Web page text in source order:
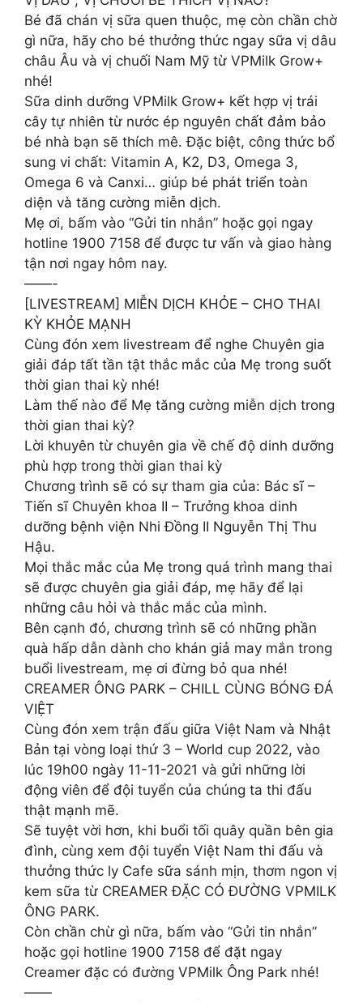
Bé đã chán vị sữa quen thuộc, mẹ còn chần chờ
gì nữa, hãy cho bé thưởng thức ngay sữa vị dâu
châu Âu và vị chuối Nam Mỹ từ VPMilk Grow+
nhé!
Sữa dinh dưỡng VPMilk Grow+ kết hợp vị trái
cây tự nhiên từ nước ép nguyên chất đảm bảo
bé nhà bạn sẽ thích mê. Đặc biệt, công thức bổ
sung vi chất: Vitamin A, K2, D3, Omega 3,
Omega 6 và Canxi… giúp bé phát triển toàn
diện và tăng cường miễn dịch.
Mẹ ơi, bấm vào “Gửi tin nhắn” hoặc gọi ngay
hotline 1900 7158 để được tư vấn và giao hàng
tận nơi ngay hôm nay.
——-
[LIVESTREAM] MIỄN DỊCH KHỎE – CHO THAI
KỲ KHỎE MẠNH
Cùng đón xem livestream để nghe Chuyên gia
giải đáp tất tần tật thắc mắc của Mẹ trong suốt
thời gian thai kỳ nhé!
Làm thế nào để Mẹ tăng cường miễn dịch trong
thời gian thai kỳ?
Lời khuyên từ chuyên gia về chế độ dinh dưỡng
phù hợp trong thời gian thai kỳ
Chương trình sẽ có sự tham gia của: Bác sĩ –
Tiến sĩ Chuyên khoa II – Trưởng khoa dinh
dưỡng bệnh viện Nhi Đồng II Nguyễn Thị Thu
Hậu.
Mọi thắc mắc của Mẹ trong quá trình mang thai
sẽ được chuyên gia giải đáp, mẹ hãy để lại
những câu hỏi và thắc mắc của mình.
Bên cạnh đó, chương trình sẽ có những phần
quà hấp dẫn dành cho khán giả may mắn trong
buổi livestream, mẹ ơi đừng bỏ qua nhé!
CREAMER ÔNG PARK – CHILL CÙNG BÓNG ĐÁ
VIỆT
Cùng đón xem trận đấu giữa Việt Nam và Nhật
Bản tại vòng loại thứ 3 – World cup 2022, vào
lúc 19h00 ngày 11-11-2021 và gửi những lời
động viên để đội tuyển của chúng ta thi đấu
thật mạnh mẽ.
Sẽ tuyệt vời hơn, khi buổi tối quây quần bên gia
đình, cùng xem đội tuyển Việt Nam thi đấu và
thưởng thức ly Cafe sữa sánh mịn, thơm ngon vị
kem sữa từ CREAMER ĐẶC CÓ ĐƯỜNG VPMILK
ÔNG PARK.
Còn chần chừ gì nữa, bấm vào “Gửi tin nhắn”
hoặc gọi hotline 1900 7158 để đặt ngay
Creamer đặc có đường VPMilk Ông Park nhé!
——